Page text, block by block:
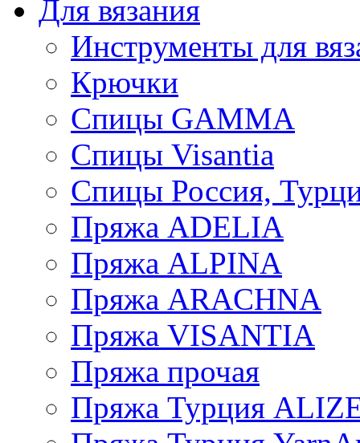
Для вязания
Инструменты для
Крючки
Спицы GAMMA
Спицы Visantia
Спицы Россия,
Пряжа ADELIA
Пряжа ALPINA
Пряжа ARACHNA
Пряжа VISANTIA
Пряжа прочая
Пряжа Турция